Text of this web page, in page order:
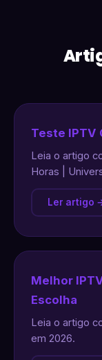
Teste IPTV
Leia o artigo
Horas |
Ler artigo
Melhor
Escolha
Leia o artigo
em 2026.